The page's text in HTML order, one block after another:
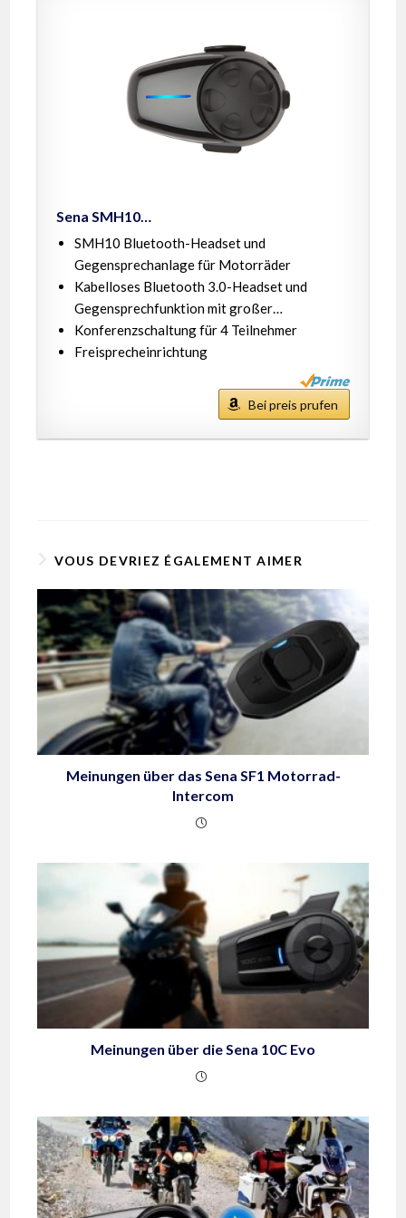
Sena SMH10…
SMH10 Bluetooth-Headset und
Gegensprechanlage für Motorräder
Kabelloses Bluetooth 3.0-Headset und
Gegensprechfunktion mit großer…
Konferenzschaltung für 4 Teilnehmer
Freisprecheinrichtung
Bei preis prufen
VOUS DEVRIEZ ÉGALEMENT AIMER
Meinungen über das Sena SF1 Motorrad-
Intercom
Meinungen über die Sena 10C Evo